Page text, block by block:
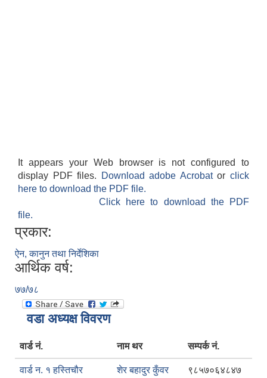
It appears your Web browser is not configured to
display PDF files.
Download adobe Acrobatorclick
here to download the PDF file.
Click here to download the PDF
file.
प्रकार:
ऐन, कानुन तथा निर्देशिका
आर्थिक वर्ष:
७७/७८
वडा अध्यक्ष विवरण
वार्ड नं. नाम थर सम्पर्क नं.
वार्ड न. १ हस्तिचौर शेर बहादुर कुँवर ९८५७०६४८४७